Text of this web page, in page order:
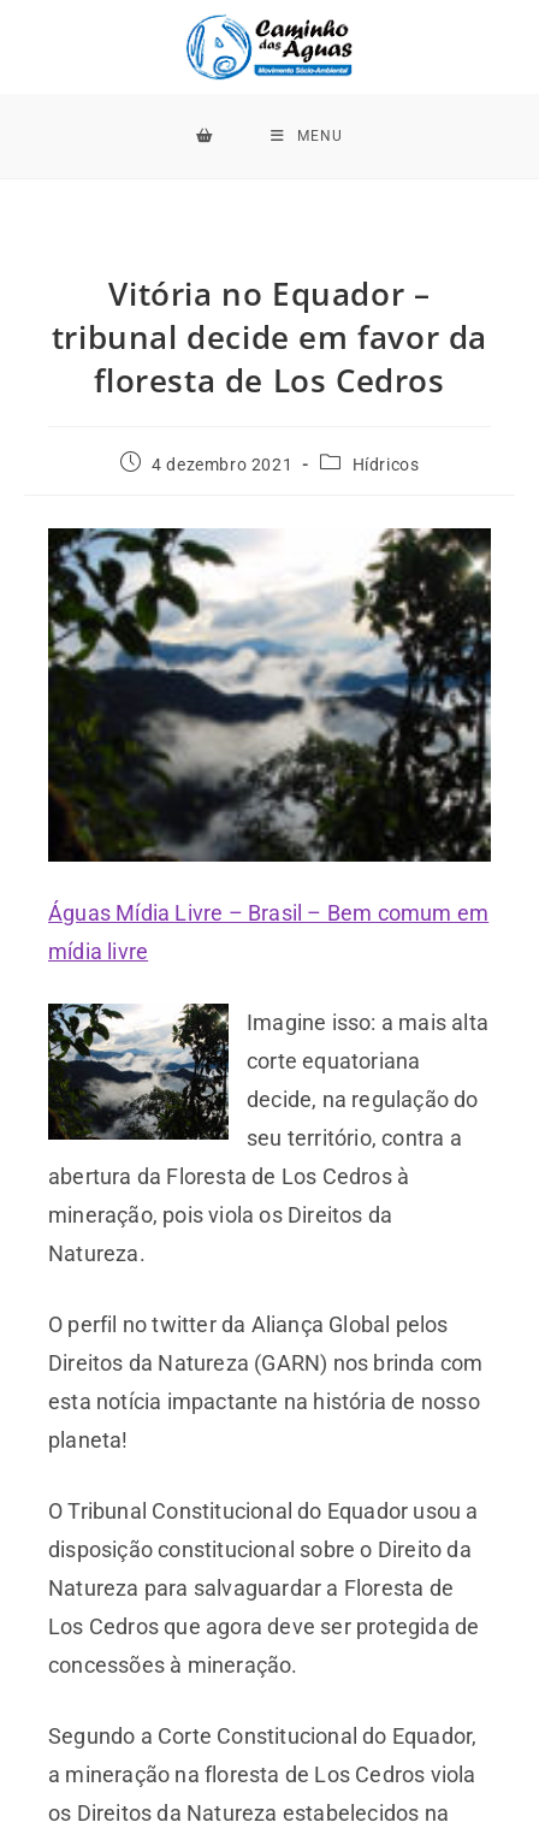
MENU
Vitória no Equador –
tribunal decide em favor da
floresta de Los Cedros
4 dezembro 2021 Hídricos
Águas Mídia Livre – Brasil – Bem comum em
mídia livre
Imagine isso: a mais alta
corte equatoriana
decide, na regulação do
seu território, contra a
abertura da Floresta de Los Cedros à
mineração, pois viola os Direitos da
Natureza.
O perfil no twitter da Aliança Global pelos
Direitos da Natureza (GARN) nos brinda com
esta notícia impactante na história de nosso
planeta!
O Tribunal Constitucional do Equador usou a
disposição constitucional sobre o Direito da
Natureza para salvaguardar a Floresta de
Los Cedros que agora deve ser protegida de
concessões à mineração.
Segundo a Corte Constitucional do Equador,
a mineração na floresta de Los Cedros viola
os Direitos da Natureza estabelecidos na